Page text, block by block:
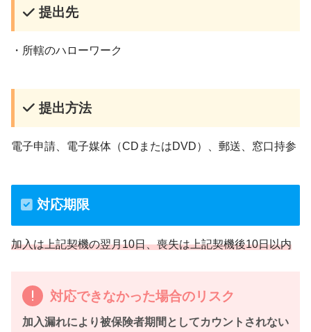
提出先
・所轄のハローワーク
提出方法
電子申請、電子媒体（CDまたはDVD）、郵送、窓口持参
対応期限
加入は上記契機の翌月10日、喪失は上記契機後10日以内
対応できなかった場合のリスク
加入漏れにより被保険者期間としてカウントされない